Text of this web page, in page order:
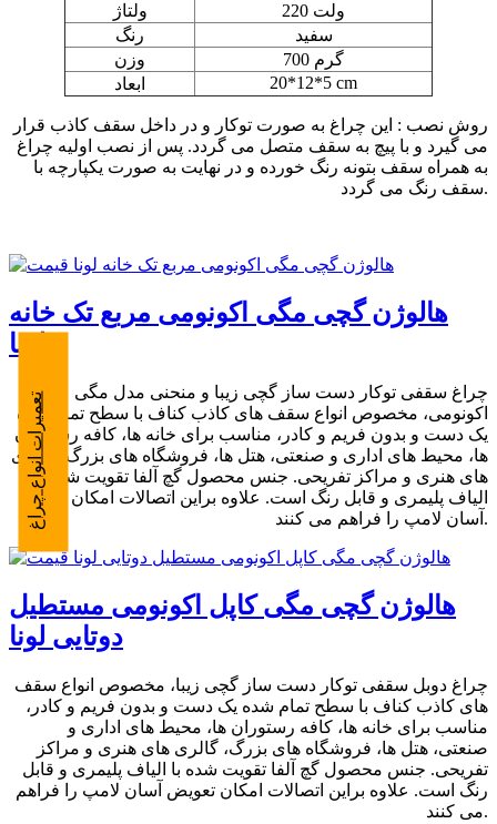
ولتاژ
220 ولت
رنگ
سفید
وزن
700 گرم
ابعاد
20*12*5 cm
روش نصب : این چراغ به صورت توکار و در داخل سقف کاذب قرار
می گیرد و با پیچ به سقف متصل می گردد. پس از نصب اولیه چراغ
به همراه سقف بتونه رنگ خورده و در نهایت به صورت یکپارچه با
سقف رنگ می گردد.
هالوژن گچی مگی اکونومی مربع تک خانه
لونا
چراغ سقفی توکار دست ساز گچی زیبا و منحنی مدل مگی
اکونومی، مخصوص انواع سقف های کاذب کناف با سطح تمام شده
یک دست و بدون فریم و کادر، مناسب برای خانه ها، کافه رستوران
ها، محیط های اداری و صنعتی، هتل ها، فروشگاه های بزرگ، گالری
های هنری و مراکز تفریحی. جنس محصول گچ آلفا تقویت شده با
الیاف پلیمری و قابل رنگ است. علاوه براین اتصالات امکان تعویض
آسان لامپ را فراهم می کنند.
هالوژن گچی مگی کاپل اکونومی مستطیل
دوتایی لونا
چراغ دوبل سقفی توکار دست ساز گچی زیبا، مخصوص انواع سقف
های کاذب کناف با سطح تمام شده یک دست و بدون فریم و کادر،
مناسب برای خانه ها، کافه رستوران ها، محیط های اداری و
صنعتی، هتل ها، فروشگاه های بزرگ، گالری های هنری و مراکز
تفریحی. جنس محصول گچ آلفا تقویت شده با الیاف پلیمری و قابل
رنگ است. علاوه براین اتصالات امکان تعویض آسان لامپ را فراهم
می کنند.
تعمیرات انواع چراغ